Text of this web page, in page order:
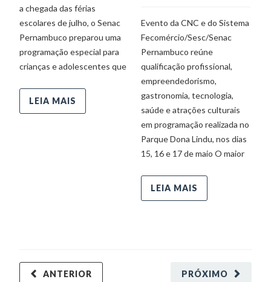
a chegada das férias
escolares de julho, o Senac
Pernambuco preparou uma
programação especial para
crianças e adolescentes que
LEIA MAIS
Evento da CNC e do Sistema
Fecomércio/Sesc/Senac
Pernambuco reúne
qualificação profissional,
empreendedorismo,
gastronomia, tecnologia,
saúde e atrações culturais
em programação realizada no
Parque Dona Lindu, nos dias
15, 16 e 17 de maio O maior
LEIA MAIS
PRÓXIMO
ANTERIOR